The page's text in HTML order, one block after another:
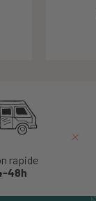
rapide
48h